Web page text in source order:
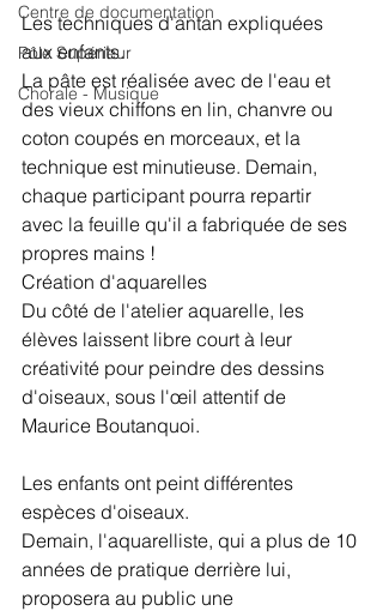
Centre de documentation
Pôle Supérieur
Chorale - Musique
Les techniques d'antan expliquées
aux enfants.
La pâte est réalisée avec de l'eau et
des vieux chiffons en lin, chanvre ou
coton coupés en morceaux, et la
technique est minutieuse. Demain,
chaque participant pourra repartir
avec la feuille qu'il a fabriquée de ses
propres mains !
Création d'aquarelles
Du côté de l'atelier aquarelle, les
élèves laissent libre court à leur
créativité pour peindre des dessins
d'oiseaux, sous l'œil attentif de
Maurice Boutanquoi.
Les enfants ont peint différentes
espèces d'oiseaux.
Demain, l'aquarelliste, qui a plus de 10
années de pratique derrière lui,
proposera au public une